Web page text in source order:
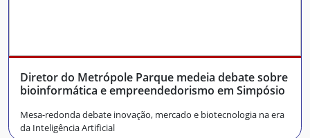
Diretor do Metrópole Parque medeia debate sobre
bioinformática e empreendedorismo em Simpósio
Mesa-redonda debate inovação, mercado e biotecnologia na era
da Inteligência Artificial